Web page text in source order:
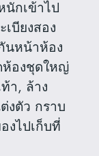
นักเข้าไป
บียงสอง
นหน้าห้อง
ห้องชุดใหญ่
า, ล้าง
งตัว กราบ
งไปเก็บที่